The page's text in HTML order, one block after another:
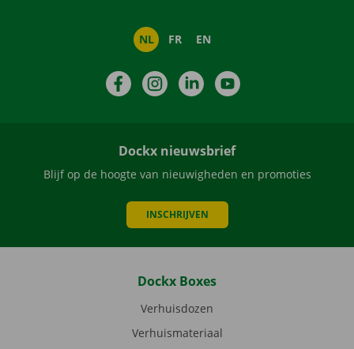
NL FR EN
FacebookInstagramLinkedIn
Dockx nieuwsbrief
Blijf op de hoogte van nieuwigheden en promoties
INSCHRIJVEN
Dockx Boxes
Verhuisdozen
Verhuismateriaal